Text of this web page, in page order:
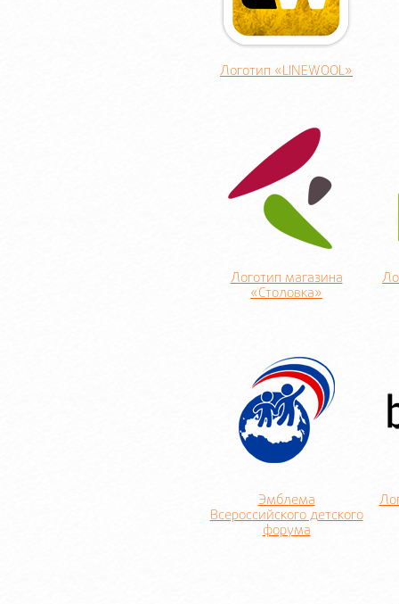
Логотип «LINEWOOL»
Логотип магазина
«Столовка»
Эмблема
Всероссийского детского
форума